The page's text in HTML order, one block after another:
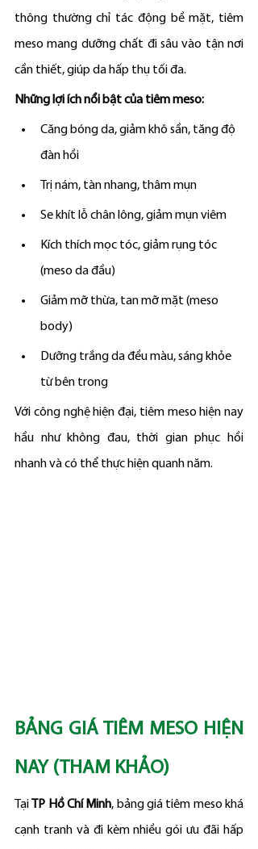
thông thường chỉ tác động bề mặt, tiêm
meso mang dưỡng chất đi sâu vào tận nơi
cần thiết, giúp da hấp thụ tối đa.
Những lợi ích nổi bật của tiêm meso:
Căng bóng da, giảm khô sần, tăng độ
đàn hồi
Trị nám, tàn nhang, thâm mụn
Se khít lỗ chân lông, giảm mụn viêm
Kích thích mọc tóc, giảm rụng tóc
(meso da đầu)
Giảm mỡ thừa, tan mỡ mặt (meso
body)
Dưỡng trắng da đều màu, sáng khỏe
từ bên trong
Với công nghệ hiện đại, tiêm meso hiện nay
hầu như không đau, thời gian phục hồi
nhanh và có thể thực hiện quanh năm.
BẢNG GIÁ TIÊM MESO HIỆN
NAY (THAM KHẢO)
Tại TP Hồ Chí Minh, bảng giá tiêm meso khá
cạnh tranh và đi kèm nhiều gói ưu đãi hấp